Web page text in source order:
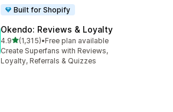
Built for Shopify
Okendo: Reviews & Loyalty
4.9별 5개 중
(1,315)
총 리뷰 1315개
•Free plan available
Create Superfans with Reviews,
Loyalty, Referrals & Quizzes